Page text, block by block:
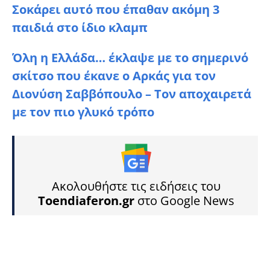
Σοκάρει αυτό που έπαθαν ακόμη 3
παιδιά στο ίδιο κλαμπ
Όλη η Ελλάδα… έκλαψε με το σημερινό
σκίτσο που έκανε ο Αρκάς για τον
Διονύση Σαββόπουλο – Τον αποχαιρετά
με τον πιο γλυκό τρόπο
Ακολουθήστε τις ειδήσεις του
Toendiaferon.gr στο Google News